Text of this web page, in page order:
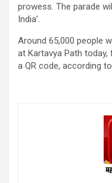
prowess. The parade
India’.
Around 65,000 people
at Kartavya Path
a QR code, according